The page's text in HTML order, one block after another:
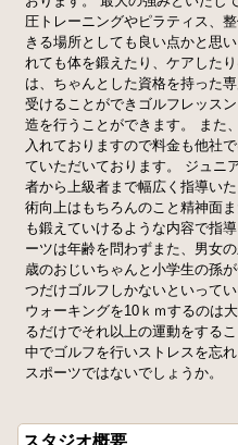
圧トレーニングやピラティス、
きる場所としても良い点かと思
れても体を鍛えたり、ケアした
は、ちゃんとした資格を持った
受けることができゴルフレッス
造を行うことができます。 また
入れておりますので料金も他社
ていただいております。 ジュニ
者から上級者まで幅広く指導い
術向上はもちろんのこと精神面
も鍛えていけるような内容で指
ーツは年齢を問わずまた、男女
歳のおじいちゃんと小学生の孫
つだけゴルフしかないといって
ウォーキングを10ｋｍするのは
るだけでそれ以上の運動をする
中でゴルフを行いストレスを忘
スポーツではないでしょうか。
スタジオ概要